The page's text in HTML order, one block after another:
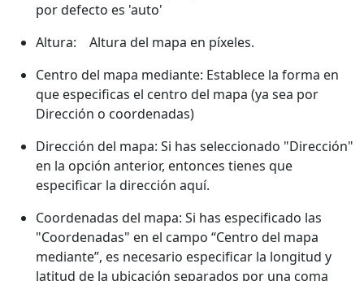
por defecto es 'auto'
Altura: Altura del mapa en píxeles.
Centro del mapa mediante: Establece la forma en
que especificas el centro del mapa (ya sea por
Dirección o coordenadas)
Dirección del mapa: Si has seleccionado "Dirección"
en la opción anterior, entonces tienes que
especificar la dirección aquí.
Coordenadas del mapa: Si has especificado las
"Coordenadas" en el campo “Centro del mapa
mediante”, es necesario especificar la longitud y
latitud de la ubicación separados por una coma